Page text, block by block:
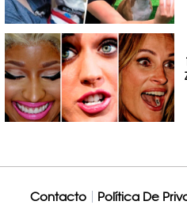
Contacto Política De